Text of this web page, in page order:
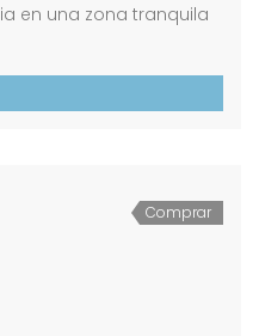
en una zona tranquila
Comprar